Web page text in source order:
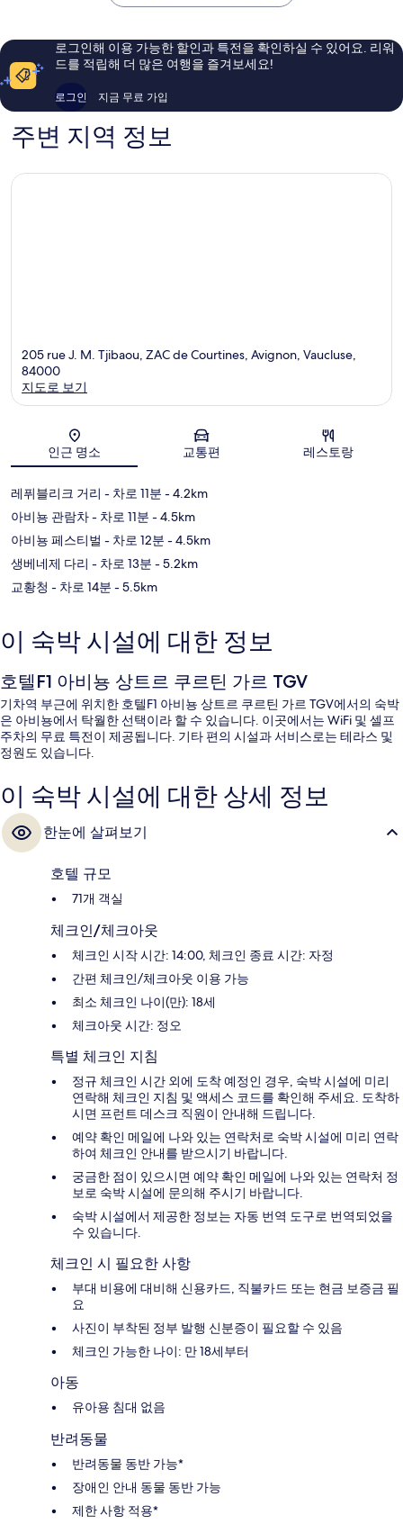
요,
용
후
개
요,
이
로그인해 이용 가능한 할인과 특전을 확인하실 수 있어요. 리워
드를 적립해 더 많은 여행을 즐겨보세요!
로그인 지금 무료 가입
주변 지역 정보
205 rue J. M. Tjibaou, ZAC de Courtines, Avignon, Vaucluse,
84000
지도로 보기
인근 명소 교통편 레스토랑
레퓌블리크 거리 - 차로 11분 - 4.2km
아비뇽 관람차- 차로 11분 - 4.5km
아비뇽 페스티벌 - 차로 12분 - 4.5km
생베네제 다리 - 차로 13분 - 5.2km
교황청 - 차로 14분 - 5.5km
이 숙박 시설에 대한 정보
호텔F1 아비뇽 상트르 쿠르틴 가르 TGV
기차역 부근에 위치한 호텔F1 아비뇽 상트르 쿠르틴 가르 TGV에서의 숙박
은 아비뇽에서 탁월한 선택이라 할 수 있습니다. 이곳에서는 WiFi 및 셀프
주차의 무료 특전이 제공됩니다. 기타 편의 시설과 서비스로는 테라스 및
정원도 있습니다.
이 숙박 시설에 대한 상세 정보
한눈에 살펴보기
호텔 규모
71개 객실
체크인/체크아웃
체크인 시작 시간: 14:00, 체크인 종료 시간: 자정
간편 체크인/체크아웃 이용 가능
최소 체크인 나이(만): 18세
체크아웃 시간: 정오
특별 체크인 지침
정규 체크인 시간 외에 도착 예정인 경우, 숙박 시설에 미리
연락해 체크인 지침 및 액세스 코드를 확인해 주세요. 도착하
시면 프런트 데스크 직원이 안내해 드립니다.
예약 확인 메일에 나와 있는 연락처로 숙박 시설에 미리 연락
하여 체크인 안내를 받으시기 바랍니다.
궁금한 점이 있으시면 예약 확인 메일에 나와 있는 연락처 정
보로 숙박 시설에 문의해 주시기 바랍니다.
숙박 시설에서 제공한 정보는 자동 번역 도구로 번역되었을
수 있습니다.
체크인 시 필요한 사항
부대 비용에 대비해 신용카드, 직불카드 또는 현금 보증금 필
요
사진이 부착된 정부 발행 신분증이 필요할 수 있음
체크인 가능한 나이: 만 18세부터
아동
유아용 침대 없음
반려동물
반려동물 동반 가능*
장애인 안내 동물 동반 가능
제한 사항 적용*